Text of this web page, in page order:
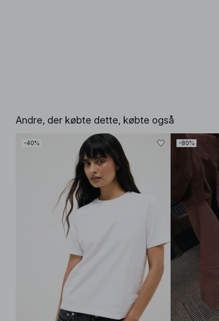
Andre, der købte dette, købte også
-40% -80%